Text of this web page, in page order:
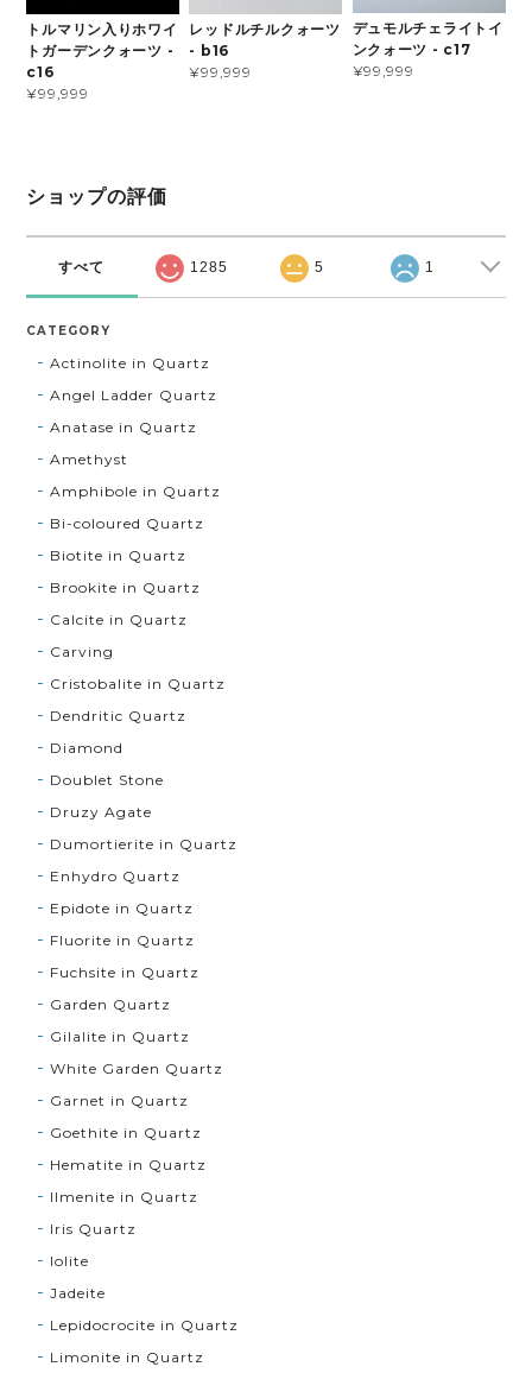
トルマリン入りホワイ
トガーデンクォーツ -
c16
¥99,999
レッドルチルクォーツ
- b16
¥99,999
デュモルチェライトイ
ンクォーツ - c17
¥99,999
ショップの評価
すべて 1285 5 1
CATEGORY
Actinolite in Quartz
Angel Ladder Quartz
Anatase in Quartz
Amethyst
Amphibole in Quartz
Bi-coloured Quartz
Biotite in Quartz
Brookite in Quartz
Calcite in Quartz
Carving
Cristobalite in Quartz
Dendritic Quartz
Diamond
Doublet Stone
Druzy Agate
Dumortierite in Quartz
Enhydro Quartz
Epidote in Quartz
Fluorite in Quartz
Fuchsite in Quartz
Garden Quartz
Gilalite in Quartz
White Garden Quartz
Garnet in Quartz
Goethite in Quartz
Hematite in Quartz
Ilmenite in Quartz
Iris Quartz
Iolite
Jadeite
Lepidocrocite in Quartz
Limonite in Quartz